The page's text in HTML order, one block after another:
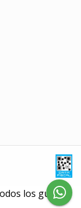
los gustos.